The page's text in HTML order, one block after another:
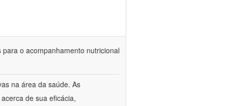
o acompanhamento nutricional
na área da saúde. As
de sua eficácia,